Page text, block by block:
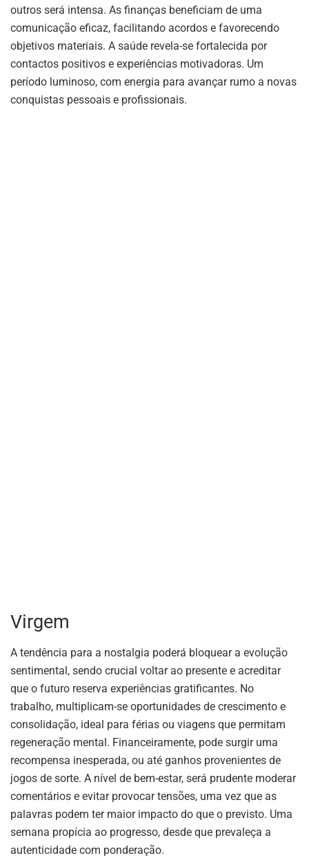
outros será intensa. As finanças beneficiam de uma
comunicação eficaz, facilitando acordos e favorecendo
objetivos materiais. A saúde revela-se fortalecida por
contactos positivos e experiências motivadoras. Um
período luminoso, com energia para avançar rumo a novas
conquistas pessoais e profissionais.
Virgem
A tendência para a nostalgia poderá bloquear a evolução
sentimental, sendo crucial voltar ao presente e acreditar
que o futuro reserva experiências gratificantes. No
trabalho, multiplicam-se oportunidades de crescimento e
consolidação, ideal para férias ou viagens que permitam
regeneração mental. Financeiramente, pode surgir uma
recompensa inesperada, ou até ganhos provenientes de
jogos de sorte. A nível de bem-estar, será prudente moderar
comentários e evitar provocar tensões, uma vez que as
palavras podem ter maior impacto do que o previsto. Uma
semana propícia ao progresso, desde que prevaleça a
autenticidade com ponderação.